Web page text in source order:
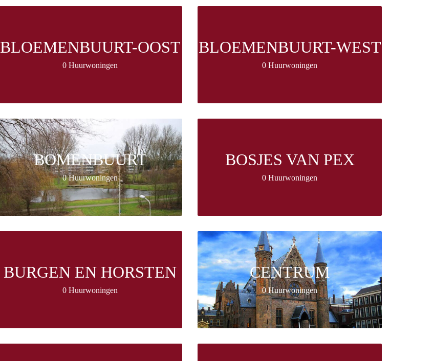
BLOEMENBUURT-OOST
0 Huurwoningen
BLOEMENBUURT-WEST
0 Huurwoningen
BOMENBUURT
0 Huurwoningen
BOSJES VAN PEX
0 Huurwoningen
BURGEN EN HORSTEN
0 Huurwoningen
CENTRUM
0 Huurwoningen